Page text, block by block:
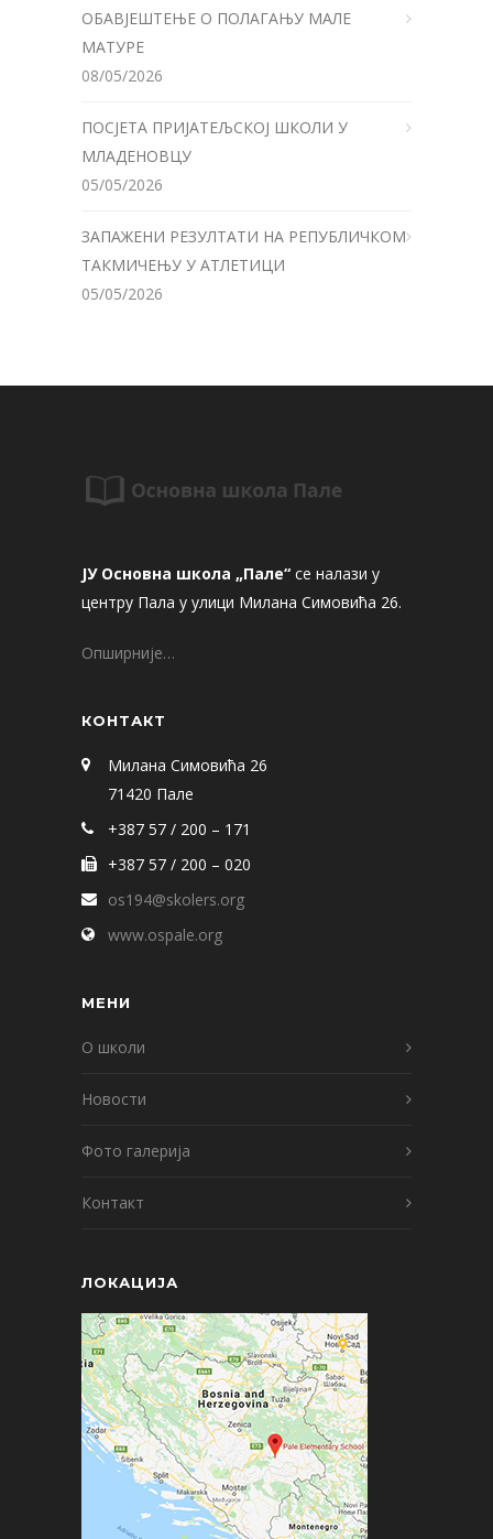
ОБАВЈЕШТЕЊЕ О ПОЛАГАЊУ МАЛЕ
МАТУРЕ
08/05/2026
ПОСЈЕТА ПРИЈАТЕЉСКОЈ ШКОЛИ У
МЛАДЕНОВЦУ
05/05/2026
ЗАПАЖЕНИ РЕЗУЛТАТИ НА РЕПУБЛИЧКОМ
ТАКМИЧЕЊУ У АТЛЕТИЦИ
05/05/2026
ЈУ Основна школа „Пале“ се налази у
центру Пала у улици Милана Симовића 26.
Опширније…
КОНТАКТ
Милана Симовића 26
71420 Пале
+387 57 / 200 – 171
+387 57 / 200 – 020
os194@skolers.org
www.ospale.org
МЕНИ
О школи
Новости
Фото галерија
Контакт
ЛОКАЦИЈА